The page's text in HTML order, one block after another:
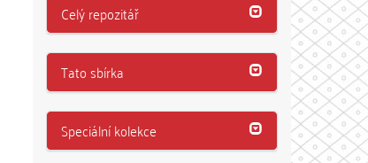
Celý repozitář
Tato sbírka
Speciální kolekce